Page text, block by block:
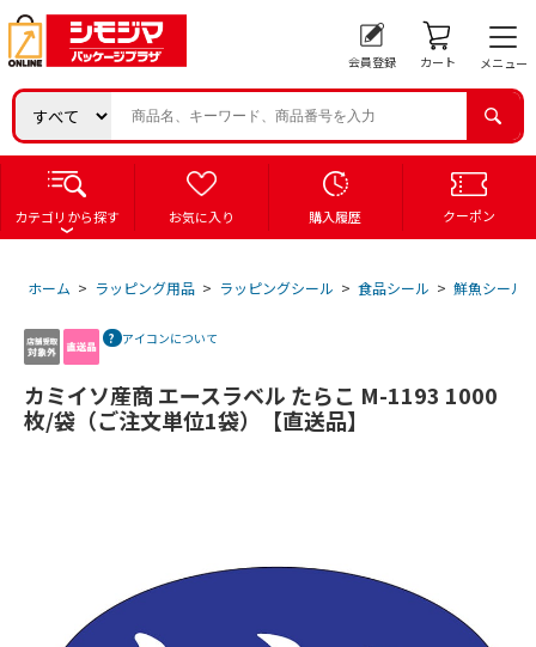
会員登録 カート メニュー
カテゴリから探す お気に入り 購入履歴 クーポン
ホーム > ラッピング用品 > ラッピングシール > 食品シール > 鮮魚シール
アイコンについて
カミイソ産商 エースラベル たらこ M-1193 1000
枚/袋（ご注文単位1袋）【直送品】